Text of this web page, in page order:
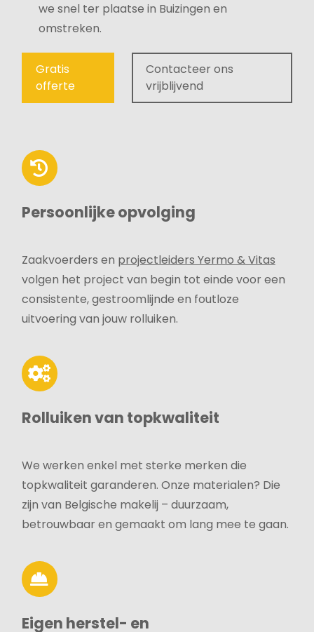
we snel ter plaatse in Buizingen en
omstreken.
Gratis
offerte
Contacteer ons
vrijblijvend
Persoonlijke opvolging
Zaakvoerders en projectleiders Yermo & Vitas
volgen het project van begin tot einde voor een
consistente, gestroomlijnde en foutloze
uitvoering van jouw rolluiken.
Rolluiken van topkwaliteit
We werken enkel met sterke merken die
topkwaliteit garanderen. Onze materialen? Die
zijn van Belgische makelij – duurzaam,
betrouwbaar en gemaakt om lang mee te gaan.
Eigen herstel- en